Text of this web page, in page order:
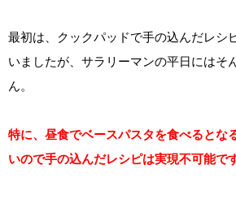
最初は、クックパッドで手の込んだレシ
いましたが、サラリーマンの平日にはそ
ん。
特に、昼食でベースパスタを食べるとな
いので手の込んだレシピは実現不可能です